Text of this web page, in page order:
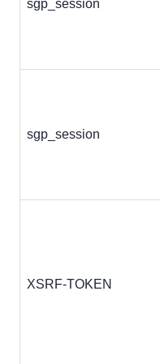
sgp_session
sgp_session
XSRF-TOKEN